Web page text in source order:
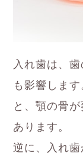
入れ歯は、
も影響しま
と、顎の骨
あります。
逆に、入れ